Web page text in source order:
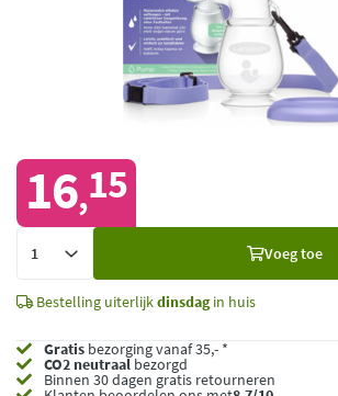
16,15
Voeg toe
Bestelling uiterlijkdinsdagin huis
Gratis bezorging vanaf 35,- *
CO2 neutraalbezorgd
Binnen 30 dagen gratis retourneren